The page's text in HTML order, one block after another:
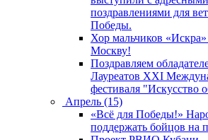
поздравлениями для
Победы.
Хор мальчиков
Москву!
Поздравляем
Лауреатов XXI
фестиваля "Искусство
Апрель (15)
«Всё для Победы!»
поддержать бойцов на